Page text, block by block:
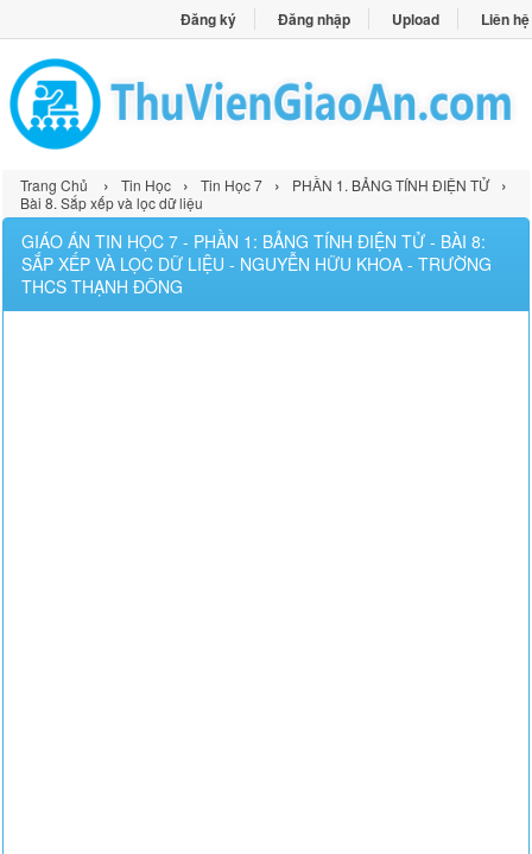
Đăng ký Đăng nhập Upload Liên hệ
Trang Chủ › Tin Học › Tin Học 7 › PHẦN 1. BẢNG TÍNH ĐIỆN TỬ ›
Bài 8. Sắp xếp và lọc dữ liệu
GIÁO ÁN TIN HỌC 7 - PHẦN 1: BẢNG TÍNH ĐIỆN TỬ - BÀI 8:
SẮP XẾP VÀ LỌC DỮ LIỆU - NGUYỄN HỮU KHOA - TRƯỜNG
THCS THẠNH ĐÔNG